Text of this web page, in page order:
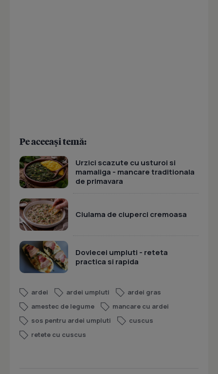
Pe aceeași temă:
Urzici scazute cu usturoi si
mamaliga - mancare traditionala
de primavara
Ciulama de ciuperci cremoasa
Dovlecei umpluti - reteta
practica si rapida
ardei ardei umpluti
ardei gras
amestec de legume
mancare cu ardei
sos pentru ardei umpluti
cuscus
retete cu cuscus